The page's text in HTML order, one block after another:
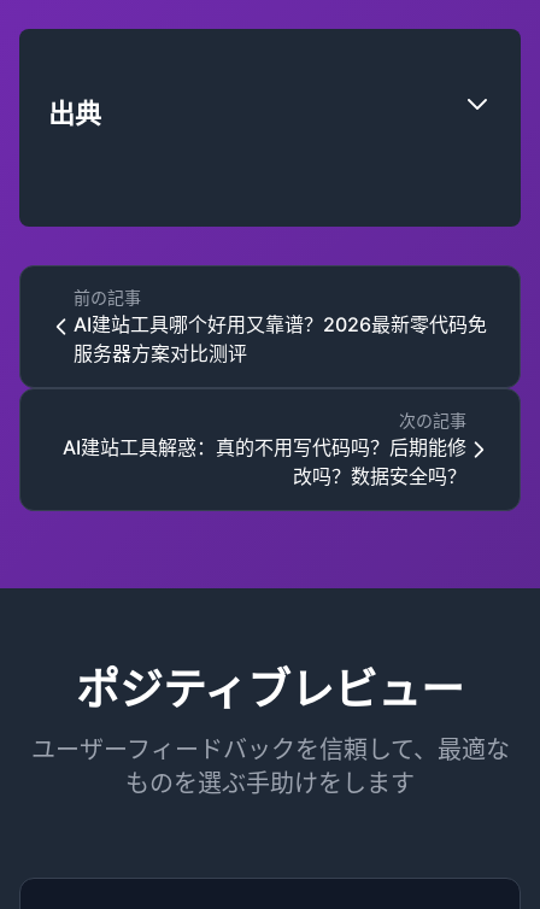
出典
前の記事
AI建站工具哪个好用又靠谱？2026最新零代码免
服务器方案对比测评
次の記事
AI建站工具解惑：真的不用写代码吗？后期能修
改吗？数据安全吗？
ポジティブレビュー
ユーザーフィードバックを信頼して、最適な
ものを選ぶ手助けをします